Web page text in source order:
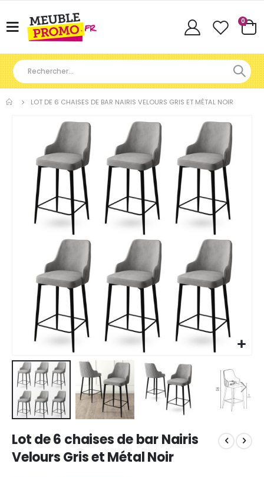
Basculer
Cart
0
LOT DE 6 CHAISES DE BAR NAIRIS VELOURS GRIS ET MÉTAL NOIR
images
gallery
to
the
beginning
Lot de 6 chaises de bar Nairis
Velours Gris et Métal Noir